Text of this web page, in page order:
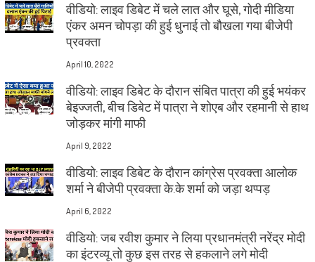
वीडियो: लाइव डिबेट में चले लात और घूसे, गोदी मीडिया
एंकर अमन चोपड़ा की हुई धुनाई तो बौखला गया बीजेपी
प्रवक्ता
April 10, 2022
वीडियो: लाइव डिबेट के दौरान संबित पात्रा की हुई भयंकर
बेइज्जती, बीच डिबेट में पात्रा ने शोएब और रहमानी से हाथ
जोड़कर मांगी माफी
April 9, 2022
वीडियो: लाइव डिबेट के दौरान कांग्रेस प्रवक्ता आलोक
शर्मा ने बीजेपी प्रवक्ता के.के शर्मा को जड़ा थप्पड़
April 6, 2022
वीडियो: जब रवीश कुमार ने लिया प्रधानमंत्री नरेंद्र मोदी
का इंटरव्यू तो कुछ इस तरह से हकलाने लगे मोदी